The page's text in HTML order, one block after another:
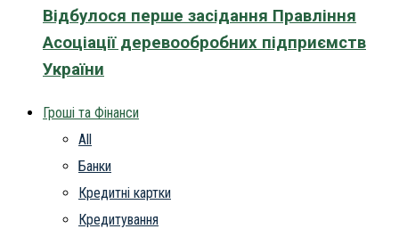
Відбулося перше засідання Правління
Асоціації деревообробних підприємств
України
Гроші та Фінанси
All
Банки
Кредитні картки
Кредитування